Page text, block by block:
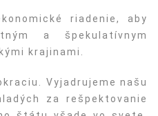
riadenie, aby
a špekulatívnym
krajinami.
Vyjadrujeme našu
za rešpektovanie